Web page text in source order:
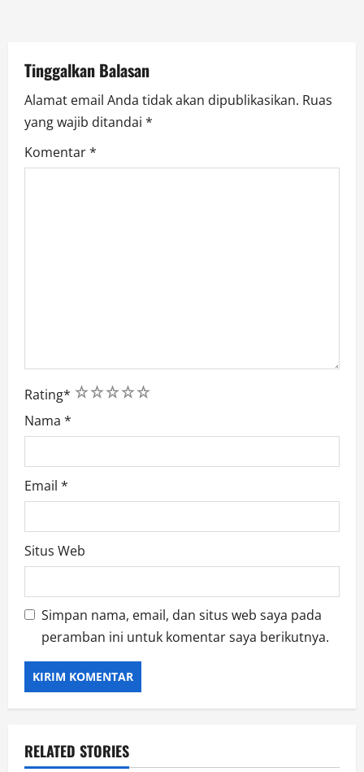
o
n
Tinggalkan Balasan
Alamat email Anda tidak akan dipublikasikan. Ruas
yang wajib ditandai *
Komentar*
Rating* 5
4
3
2
1
Nama *
Email *
Situs Web
Simpan nama, email, dan situs web saya pada
peramban ini untuk komentar saya berikutnya.
RELATED STORIES